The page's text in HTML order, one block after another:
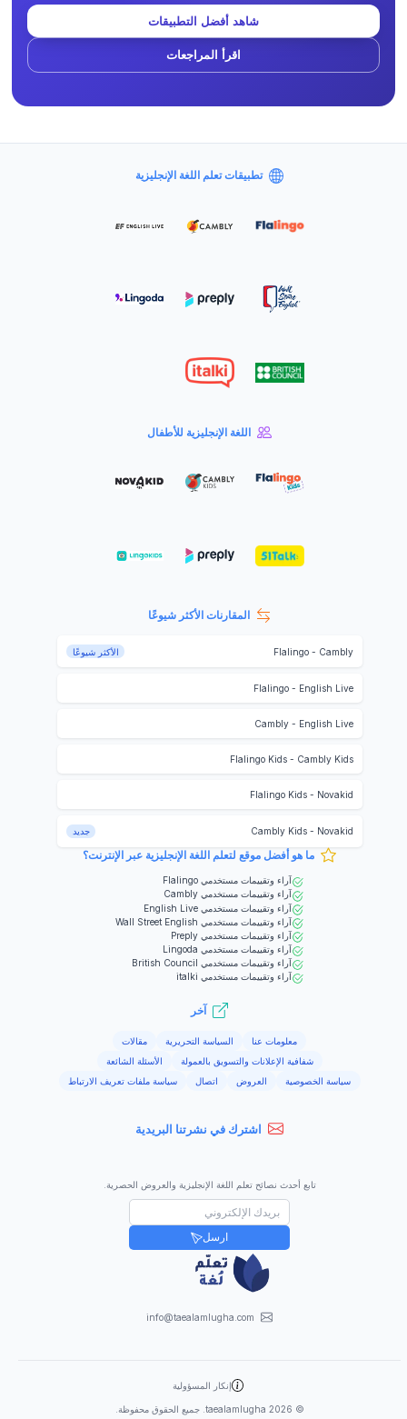
شاهد أفضل التطبيقات
اقرأ المراجعات
تطبيقات تعلم اللغة الإنجليزية
اللغة الإنجليزية للأطفال
المقارنات الأكثر شيوعًا
Flalingo- Cambly الأكثر شيوعًا
Flalingo- English Live
Cambly- English Live
Flalingo Kids- Cambly Kids
Flalingo Kids- Novakid
Cambly Kids- Novakid جديد
ما هو أفضل موقع لتعلم اللغة الإنجليزية عبر الإنترنت؟
آراء وتقييمات مستخدمي Flalingo
آراء وتقييمات مستخدمي Cambly
آراء وتقييمات مستخدمي English Live
آراء وتقييمات مستخدمي Wall Street English
آراء وتقييمات مستخدمي Preply
آراء وتقييمات مستخدمي Lingoda
آراء وتقييمات مستخدمي British Council
آراء وتقييمات مستخدمي italki
آخر
معلومات عنا السياسة التحريرية
مقالات
شفافية الإعلانات والتسويق بالعمولة
الأسئلة الشائعة
سياسة الخصوصية
العروض اتصال سياسة ملفات تعريف الارتباط
اشترك في نشرتنا البريدية
تابع أحدث نصائح تعلم اللغة الإنجليزية والعروض الحصرية.
ارسل
info@taealamlugha.com
إنكار المسؤولية
©
2026